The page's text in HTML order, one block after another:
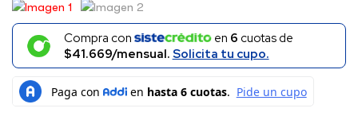
Compra con en 6 cuotas de
$41.669/mensual. Solicita tu cupo.